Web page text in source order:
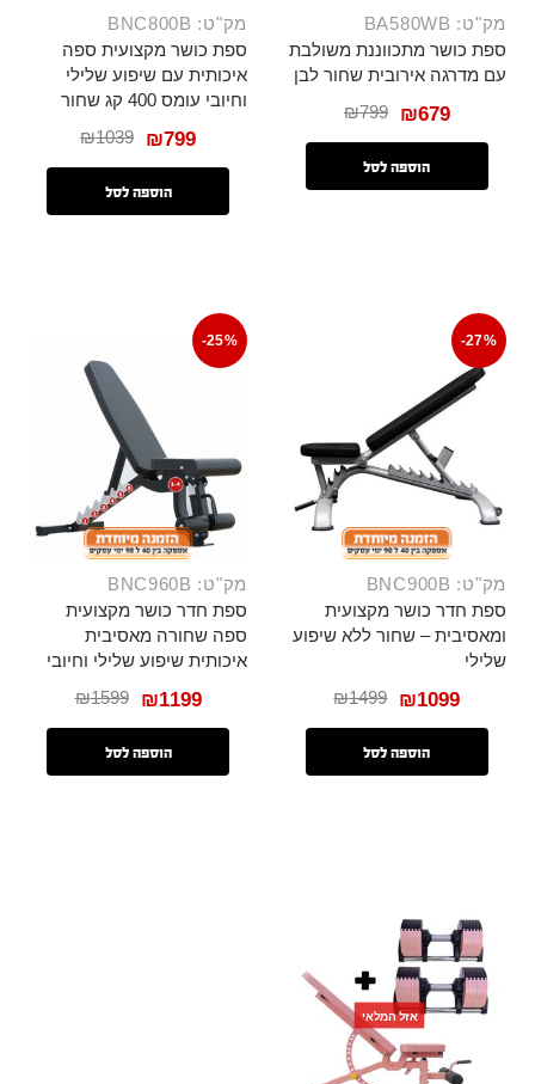
מק"ט: BA580WB
ספת כושר מתכווננת משולבת
עם מדרגה אירובית שחור לבן
₪799 ₪679
הוספה לסל
מק"ט: BNC800B
ספת כושר מקצועית ספה
איכותית עם שיפוע שלילי
וחיובי עומס 400 קג שחור
₪1039 ₪799
הוספה לסל
-27%
מק"ט: BNC900B
ספת חדר כושר מקצועית
ומאסיבית – שחור ללא שיפוע
שלילי
₪1499 ₪1099
הוספה לסל
-25%
מק"ט: BNC960B
ספת חדר כושר מקצועית
ספה שחורה מאסיבית
איכותית שיפוע שלילי וחיובי
₪1599 ₪1199
הוספה לסל
אזל המלאי